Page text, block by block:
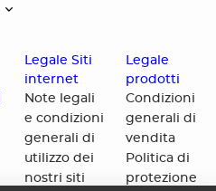
Legale Siti
internet
Note legali
e condizioni
generali di
utilizzo dei
nostri siti
Legale
prodotti
Condizioni
generali di
vendita
Politica di
protezione